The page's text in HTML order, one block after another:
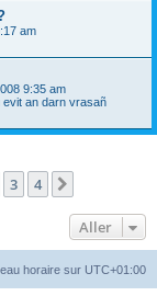
am
9:35 am
evit an darn vrasañ
3 4
Aller
horaire sur UTC+01:00